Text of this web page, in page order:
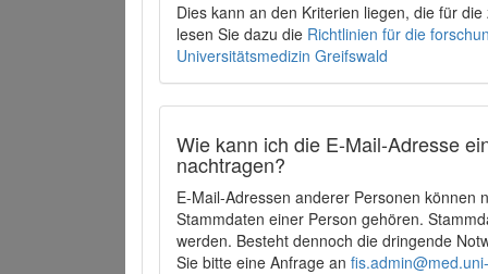
Dies kann an den Kriterien liegen, die für
lesen Sie dazu die Richtlinien für die
Universitätsmedizin Greifswald
Wie kann ich die E-Mail-Adresse
nachtragen?
E-Mail-Adressen anderer Personen können
Stammdaten einer Person gehören.
werden. Besteht dennoch die dringende
Sie bitte eine Anfrage an